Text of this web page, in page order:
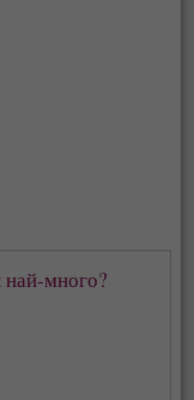
най-много?